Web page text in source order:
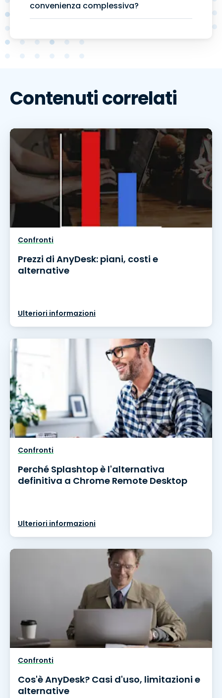
convenienza complessiva?
Contenuti correlati
Confronti
Prezzi di AnyDesk: piani, costi e
alternative
Ulteriori informazioni
Confronti
Perché Splashtop è l'alternativa
definitiva a Chrome Remote Desktop
Ulteriori informazioni
Confronti
Cos'è AnyDesk? Casi d'uso, limitazioni e
alternative